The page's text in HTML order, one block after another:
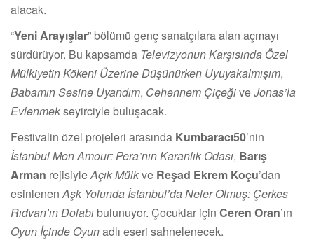
alacak.
“Yeni Arayışlar” bölümü genç sanatçılara alan açmayı
sürdürüyor. Bu kapsamda Televizyonun Karşısında Özel
Mülkiyetin Kökeni Üzerine Düşünürken Uyuyakalmışım,
Babamın Sesine Uyandım, Cehennem ÇiçeğiveJonas’la
Evlenmekseyirciyle buluşacak.
Festivalin özel projeleri arasında Kumbaracı50’nin
İstanbul Mon Amour: Pera’nın Karanlık Odası, Barış
Arman rejisiyleAçık Mülkve Reşad Ekrem Koçu’dan
esinlenenAşk Yolunda İstanbul’da Neler Olmuş: Çerkes
Rıdvan’ın Dolabı bulunuyor. Çocuklar için Ceren Oran’ın
Oyun İçinde Oyunadlı eseri sahnelenecek.